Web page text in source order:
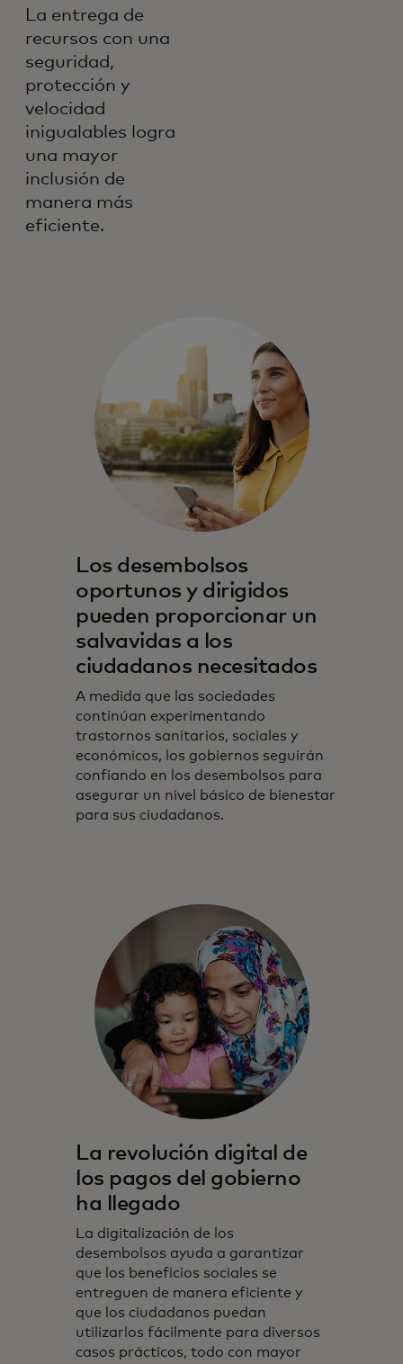
La entrega de
recursos con una
seguridad,
protección y
velocidad
inigualables logra
una mayor
inclusión de
manera más
eficiente.
Los desembolsos
oportunos y dirigidos
pueden proporcionar un
salvavidas a los
ciudadanos necesitados
A medida que las sociedades
continúan experimentando
trastornos sanitarios, sociales y
económicos, los gobiernos seguirán
confiando en los desembolsos para
asegurar un nivel básico de bienestar
para sus ciudadanos.
La revolución digital de
los pagos del gobierno
ha llegado
La digitalización de los
desembolsos ayuda a garantizar
que los beneficios sociales se
entreguen de manera eficiente y
que los ciudadanos puedan
utilizarlos fácilmente para diversos
casos prácticos, todo con mayor